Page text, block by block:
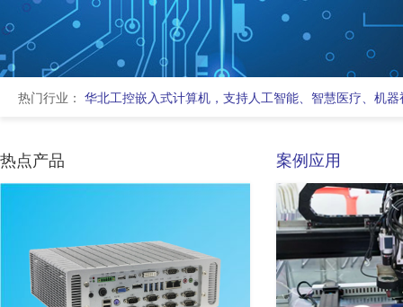
热门行业： 华北工控嵌入式计算机，支持人工智能、智慧医疗、机
热点产品 案例应用